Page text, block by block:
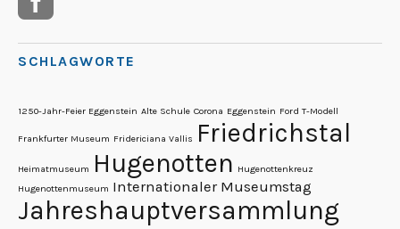
SCHLAGWORTE
1250-Jahr-Feier Eggenstein Alte Schule Corona Eggenstein Ford T-Modell
Frankfurter Museum Fridericiana Vallis Friedrichstal
Heimatmuseum Hugenotten Hugenottenkreuz
Hugenottenmuseum Internationaler Museumstag
Jahreshauptversammlung